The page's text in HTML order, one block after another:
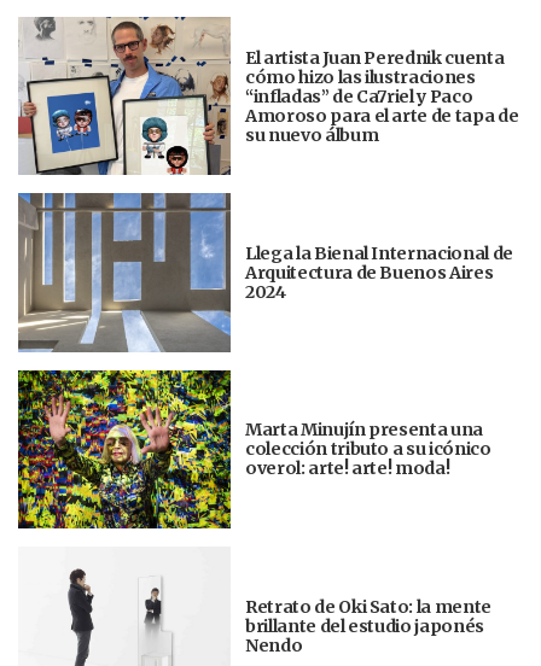
El artista Juan Perednik cuenta
cómo hizo las ilustraciones
“infladas” de Ca7riel y Paco
Amoroso para el arte de tapa de
su nuevo álbum
Llega la Bienal Internacional de
Arquitectura de Buenos Aires
2024
Marta Minujín presenta una
colección tributo a su icónico
overol: arte! arte! moda!
Retrato de Oki Sato: la mente
brillante del estudio japonés
Nendo